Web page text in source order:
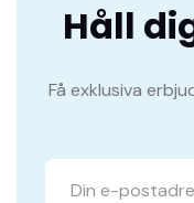
Håll
Få exklusiva